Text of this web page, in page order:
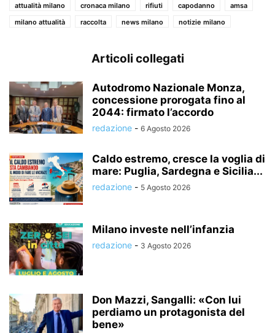
attualità milano
cronaca milano rifiuti capodanno
amsa
milano attualità
raccolta news milano notizie milano
Articoli collegati
Autodromo Nazionale Monza,
concessione prorogata fino al
2044: firmato l’accordo
redazione - 6 Agosto 2026
Caldo estremo, cresce la voglia di
mare: Puglia, Sardegna e Sicilia...
redazione - 5 Agosto 2026
Milano investe nell’infanzia
redazione - 3 Agosto 2026
Don Mazzi, Sangalli: «Con lui
perdiamo un protagonista del
bene»